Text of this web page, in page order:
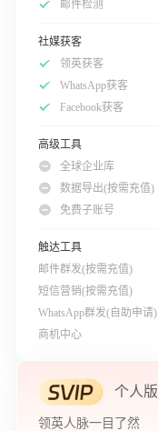
邮件检测
社媒获客
领英获客
WhatsApp获客
Facebook获客
高级工具
全球企业库
数据导出(按需充值)
免费子账号
触达工具
邮件群发(按需充值)
短信营销(按需充值)
WhatsApp群发(自助申请)
商机中心
个人版
领英人脉一目了然